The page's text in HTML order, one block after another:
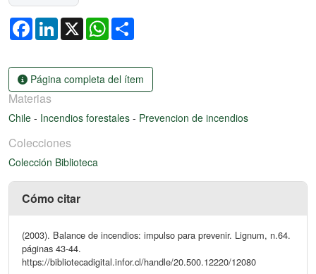
FacebookLinkedIn
X WhatsApp
Página completa del ítem
Materias
Chile - Incendios forestales - Prevencion de incendios
Colecciones
Colección Biblioteca
Cómo citar
(2003). Balance de incendios: impulso para prevenir. Lignum, n.64.
páginas 43-44.
https://bibliotecadigital.infor.cl/handle/20.500.12220/12080